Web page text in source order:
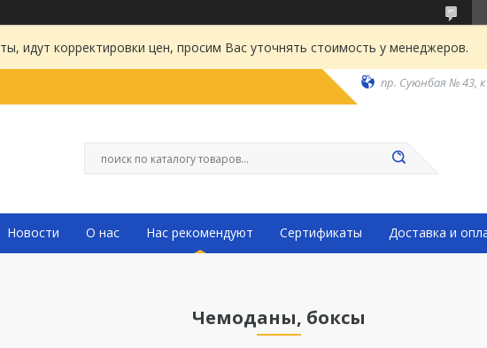
идут корректировки цен, просим Вас уточнять стоимость у менеджеров.
пр. Суюнбая № 43,
Новости О нас Нас рекомендуют Сертификаты Доставка и
Чемоданы, боксы